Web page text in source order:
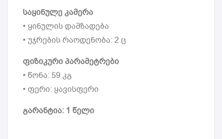
საყინულე კამერა
• ყინულის დამზადება
• უჯრების რაოდენობა: 2 ც
ფიზიკური პარამეტრები
• წონა: 59 კგ
• ფერი: ყავისფერი
გარანტია: 1 წელი